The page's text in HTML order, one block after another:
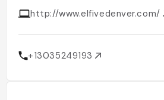
http://www.elfivedenver.com/
+13035249193